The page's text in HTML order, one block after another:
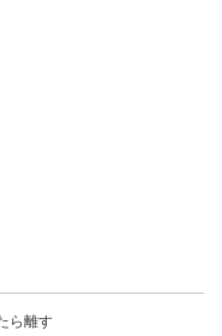
ら離す